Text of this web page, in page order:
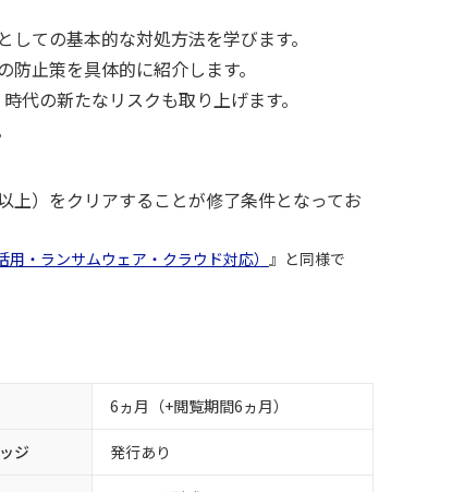
ての基本的な対処方法を学びます。
止策を具体的に紹介します。
代の新たなリスクも取り上げます。
上）をクリアすることが修了条件となってお
・ランサムウェア・クラウド対応） 』と同様で
6ヵ月（+閲覧期間6ヵ月）
ジ 発行あり